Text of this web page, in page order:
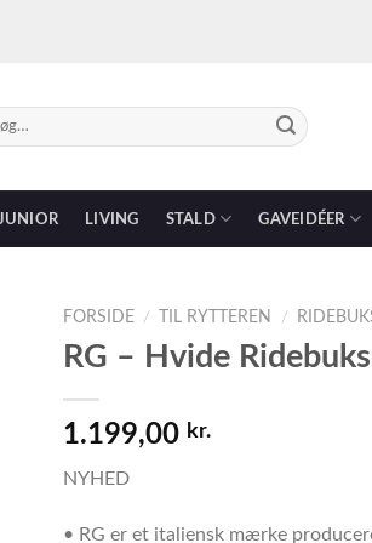
LIVING STALD GAVEIDÉER
FORSIDE / TIL RYTTEREN /
RG – Hvide
1.199,00 kr.
NYHED
• RG er et italiensk mærke